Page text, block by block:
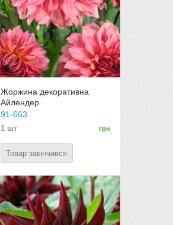
Жоржина декоративна
Айлендер
91-663
1 шт грн
Товар закінчився